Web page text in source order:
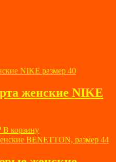
женские NIKE
Текущая
цена:
В корзину